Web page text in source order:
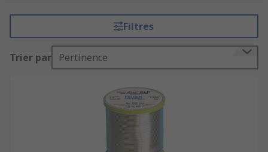
abus de langage, est un processus qui intervient
couramment dans les industries électronique
pour les circuits imprimés et automobile, en
orfèvrerie et en plomberie (zinguerie,
La soudure doit être effectuée avec un fer à
Filtres
Trier par Pertinence